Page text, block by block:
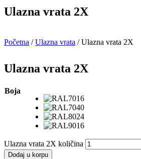
Ulazna vrata 2X
Početna /Ulazna vrata / Ulazna vrata 2X
Ulazna vrata 2X
Boja
Ulazna vrata 2X količina
Dodaj u korpu